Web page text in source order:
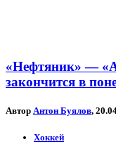
«Нефтяник» —
закончится в
Автор Антон Буялов,
Хоккей